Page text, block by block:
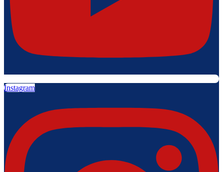
Instagram